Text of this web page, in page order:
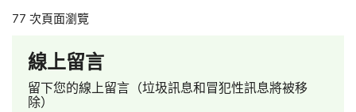
77 次頁面瀏覽
線上留言
留下您的線上留言（垃圾訊息和冒犯性訊息將被移
除）